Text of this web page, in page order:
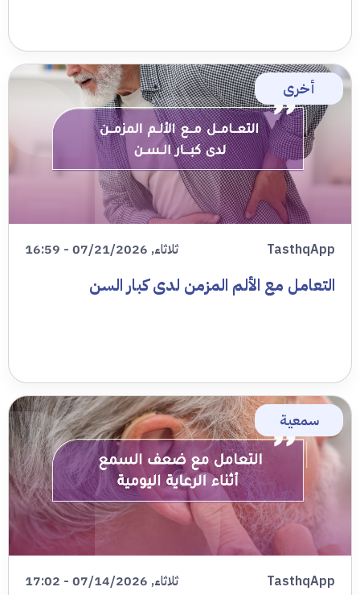
أخرى
TasthqApp ثلاثاء, 07/21/2026 - 16:59
التعامل مع الألم المزمن لدى كبار السن
سمعية
TasthqApp ثلاثاء, 07/14/2026 - 17:02